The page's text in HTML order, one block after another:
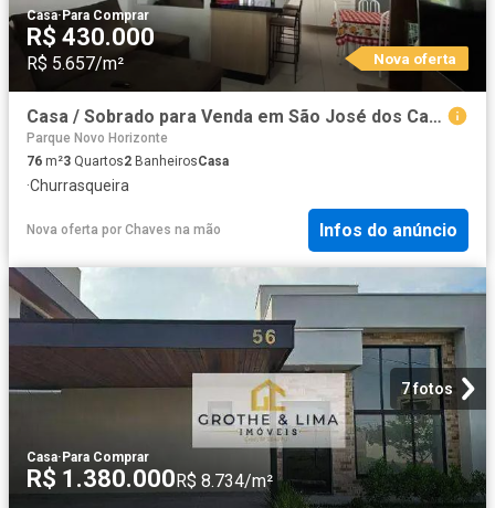
Casa·Para Comprar
R$ 430.000
R$ 5.657/m² Nova oferta
Casa / Sobrado para Venda em São José dos Campos/SP Jardim Motorama 3 Quartos
Parque Novo Horizonte
76 m²3 Quartos2 BanheirosCasa
·Churrasqueira
Nova oferta por Chaves na mão Infos do anúncio
7 fotos
Casa· Para Comprar
R$ 1.380.000 R$ 8.734/m²